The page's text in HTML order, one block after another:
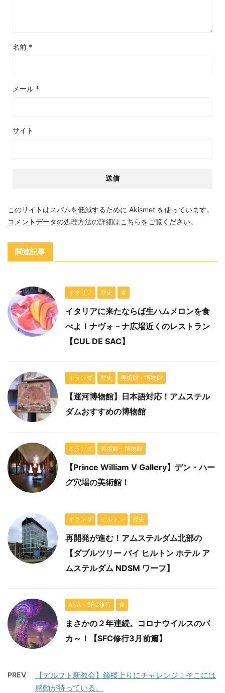
名前 *
メール *
サイト
このサイトはスパムを低減するために Akismet を使っています。
コメントデータの処理方法の詳細はこちらをご覧ください。
関連記事
イタリア 歴史 食
イタリアに来たならば生ハムメロンを食
べよ！ナヴォ－ナ広場近くのレストラン
【CUL DE SAC】
オランダ 歴史 美術館・博物館
【運河博物館】日本語対応！アムステル
ダムおすすめの博物館
オランダ 美術館・博物館
【Prince William V Gallery】デン・ハー
グ穴場の美術館！
オランダ ヒルトン 歴史
再開発が進む！アムステルダム北部の
【ダブルツリー バイ ヒルトン ホテル ア
ムステルダム NDSM ワーフ】
ANA・SFC修行 食
まさかの２年連続。コロナウイルスのバ
カ～！【SFC修行3月前篇】
PREV
【デルフト新教会】鐘楼上りにチャレンジ！そこには
感動が待っている。